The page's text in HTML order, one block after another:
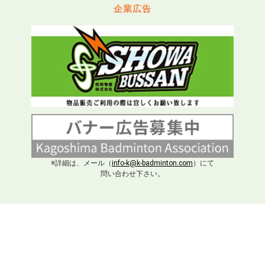
企業広告
※詳細は、メール（info-k@k-badminton.com ）にて
問い合わせ下さい。